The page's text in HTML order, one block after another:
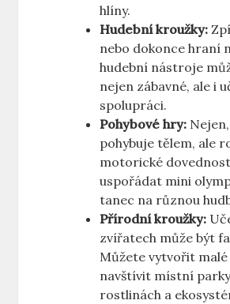
hlíny.
Hudební kroužky:
nebo dokonce hraní
hudební nástroje
nejen zábavné, ale i
spolupráci.
Pohybové hry:
pohybuje tělem, ale
motorické
uspořádat mini
tanec na různou
Přírodní kroužky:
zvířatech může být
Můžete vytvořit malé
navštívit místní
rostlinách a